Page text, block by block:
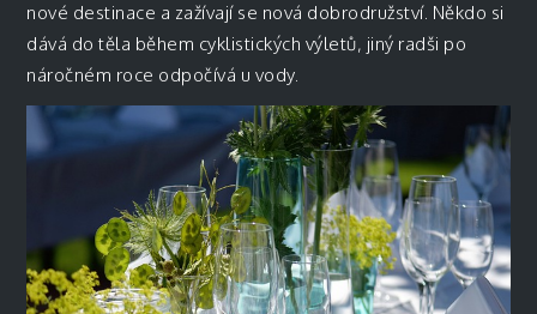
nové destinace a zažívají se nová dobrodružství. Někdo si
dává do těla během cyklistických výletů, jiný radši po
náročném roce odpočívá u vody.